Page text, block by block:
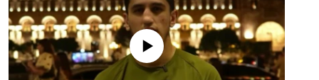
Феълан кор намекунад